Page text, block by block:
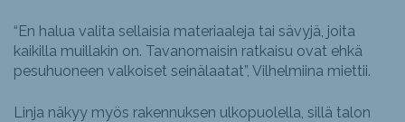
“En halua valita sellaisia materiaaleja tai sävyjä, joita
kaikilla muillakin on. Tavanomaisin ratkaisu ovat ehkä
pesuhuoneen valkoiset seinälaatat”, Vilhelmiina miettii.
Linja näkyy myös rakennuksen ulkopuolella, sillä talon